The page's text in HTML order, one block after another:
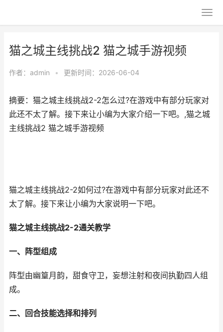
猫之城主线挑战2 猫之城手游视频
作者： admin • 更新时间：2026-06-04
摘要：猫之城主线挑战2-2怎么过?在游戏中有部分玩家对
此还不太了解。接下来让小编为大家介绍一下吧。,猫之城
主线挑战2 猫之城手游视频
猫之城主线挑战2-2如何过?在游戏中有部分玩家对此还不
太了解。接下来让小编为大家说明一下吧。
猫之城主线挑战2-2通关教学
一、阵型组成
阵型由幽篁月韵，甜食守卫，妄想注射和夜间执勤四人组
成。
二、回合技能选择和排列